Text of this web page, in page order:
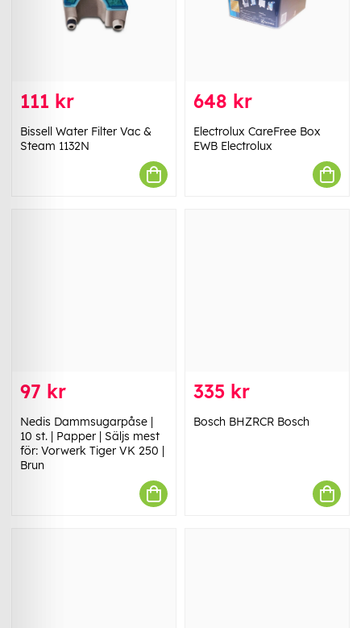
111 kr
Bissell Water Filter Vac &
Steam 1132N
648 kr
Electrolux CareFree Box
EWB Electrolux
97 kr
Nedis Dammsugarpåse |
10 st. | Papper | Säljs mest
för: Vorwerk Tiger VK 250 |
Brun
335 kr
Bosch BHZRCR Bosch